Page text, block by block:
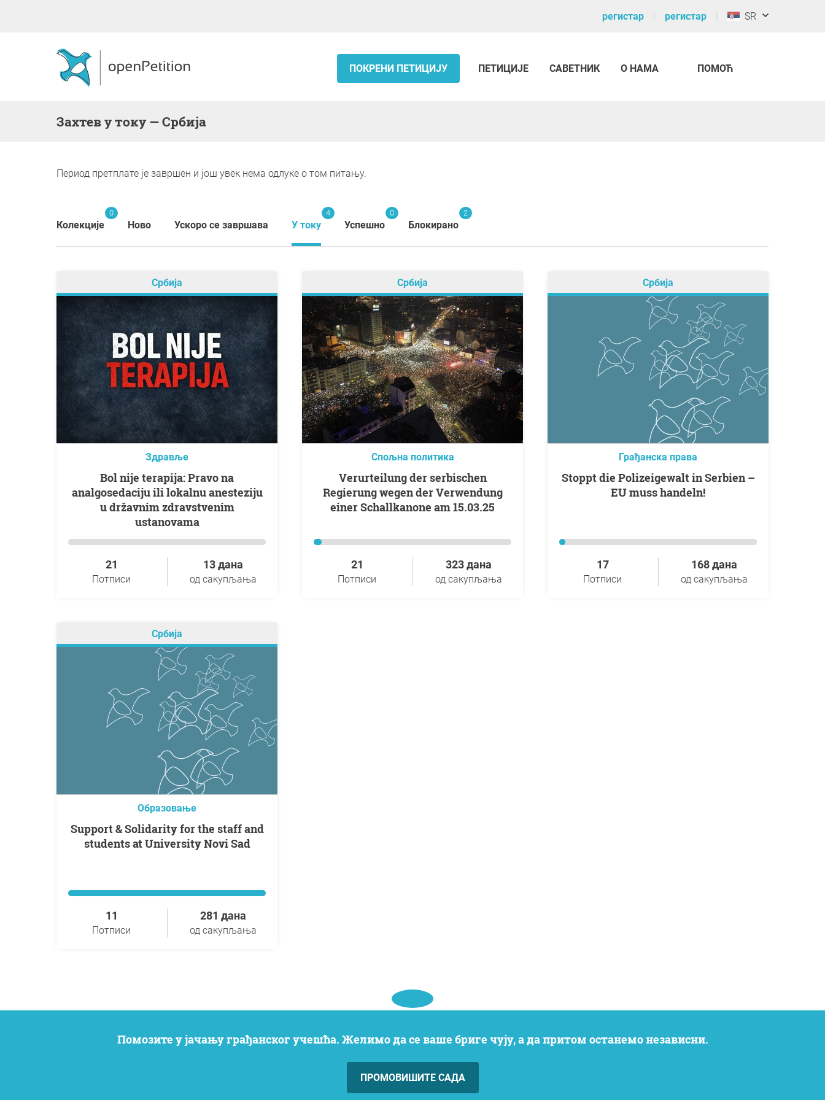
регистар регистар SR
ПОКРЕНИ ПЕТИЦИЈУ ПЕТИЦИЈЕ САВЕТНИК О НАМА ПОМОЋ
Захтев у току — Србија
Период претплате је завршен и још увек нема одлуке о том питању.
Колекције
0
Ново Ускоро се завршава У току
4
Успешно
0
Блокирано
2
Србија
Здравље
Bol nije terapija: Pravo na
analgosedaciju ili lokalnu anesteziju
u državnim zdravstvenim
ustanovama
21
Потписи
13 дана
од сакупљања
Србија
Спољна политика
Verurteilung der serbischen
Regierung wegen der Verwendung
einer Schallkanone am 15.03.25
21
Потписи
323 дана
од сакупљања
Србија
Грађанска права
Stoppt die Polizeigewalt in Serbien –
EU muss handeln!
17
Потписи
168 дана
од сакупљања
Србија
Образовање
Support & Solidarity for the staff and
students at University Novi Sad
11
Потписи
281 дана
од сакупљања
Помозите у јачању грађанског учешћа. Желимо да се ваше бриге чују, а да притом останемо независни.
ПРОМОВИШИТЕ САДА